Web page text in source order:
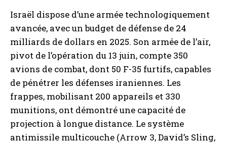
Israël dispose d’une armée technologiquement
avancée, avec un budget de défense de 24
milliards de dollars en 2025. Son armée de l’air,
pivot de l’opération du 13 juin, compte 350
avions de combat, dont 50 F-35 furtifs, capables
de pénétrer les défenses iraniennes. Les
frappes, mobilisant 200 appareils et 330
munitions, ont démontré une capacité de
projection à longue distance. Le système
antimissile multicouche (Arrow 3, David’s Sling,